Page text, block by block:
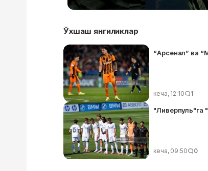
Ўхшаш янгиликлар
“Арсенал” ва
кеча, 12:10 1
"Ливерпуль"га
кеча, 09:50 0